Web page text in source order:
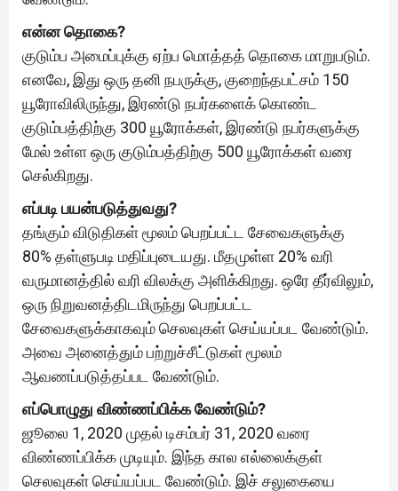
என்ன தொகை?
குடும்ப அமைப்புக்கு ஏற்ப மொத்தத் தொகை மாறுபடும்.
எனவே, இது ஒரு தனி நபருக்கு, குறைந்தபட்சம் 150
யூரோவிலிருந்து, இரண்டு நபர்களைக் கொண்ட
குடும்பத்திற்கு 300 யூரோக்கள், இரண்டு நபர்களுக்கு
மேல் உள்ள ஒரு குடும்பத்திற்கு 500 யூரோக்கள் வரை
செல்கிறது.
எப்படி பயன்படுத்துவது?
தங்கும் விடுதிகள் மூலம் பெறப்பட்ட சேவைகளுக்கு
80% தள்ளுபடி மதிப்புடையது. மீதமுள்ள 20% வரி
வருமானத்தில் வரி விலக்கு அளிக்கிறது. ஒரே தீர்விலும்,
ஒரு நிறுவனத்திடமிருந்து பெறப்பட்ட
சேவைகளுக்காகவும் செலவுகள் செய்யப்பட வேண்டும்.
அவை அனைத்தும் பற்றுச்சீட்டுகள் மூலம்
ஆவணப்படுத்தப்பட வேண்டும்.
எப்பொழுது விண்ணப்பிக்க வேண்டும்?
ஜூலை 1, 2020 முதல் டிசம்பர் 31, 2020 வரை
விண்ணப்பிக்க முடியும். இந்த கால எல்லைக்குள்
செலவுகள் செய்யப்பட வேண்டும். இச் சலுகையை